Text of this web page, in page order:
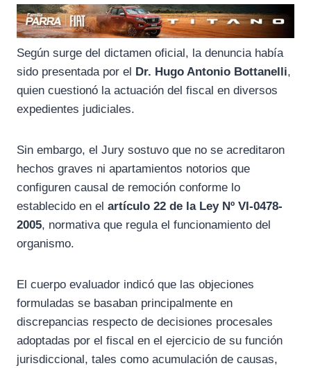
Según surge del dictamen oficial, la denuncia había
sido presentada por el Dr. Hugo Antonio Bottanelli,
quien cuestionó la actuación del fiscal en diversos
expedientes judiciales.
Sin embargo, el Jury sostuvo que no se acreditaron
hechos graves ni apartamientos notorios que
configuren causal de remoción conforme lo
establecido en el artículo 22 de la Ley Nº VI-0478-
2005, normativa que regula el funcionamiento del
organismo.
El cuerpo evaluador indicó que las objeciones
formuladas se basaban principalmente en
discrepancias respecto de decisiones procesales
adoptadas por el fiscal en el ejercicio de su función
jurisdiccional, tales como acumulación de causas,